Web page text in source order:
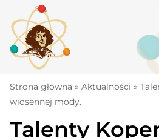
content
Strona główna
Komunikaty
Strona główna » Aktualności »
wiosennej mody.
Talenty